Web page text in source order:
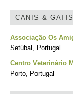
CANIS & GATIS
Associação Os
Setúbal, Portugal
Centro Veterinário
Porto, Portugal